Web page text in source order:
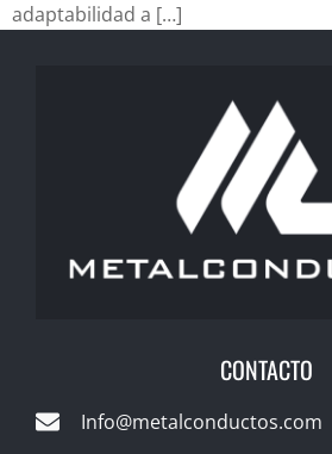
adaptabilidad a […]
CONTACTO
Info@metalconductos.com